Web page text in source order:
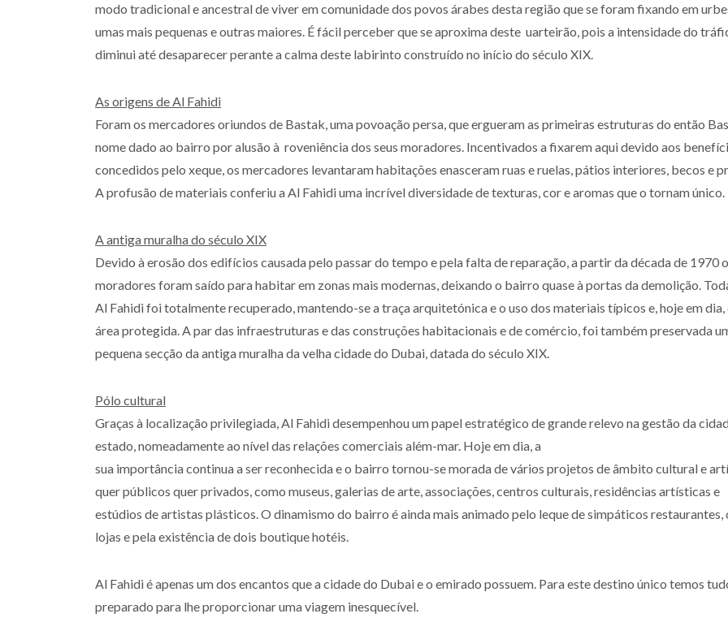
modo tradicional e ancestral de viver em comunidade dos povos árabes desta região que se foram fixando em
umas mais pequenas e outras maiores. É fácil perceber que se aproxima deste uarteirão, pois a intensidade do
diminui até desaparecer perante a calma deste labirinto construído no início do século XIX.
As origens de Al Fahidi
Foram os mercadores oriundos de Bastak, uma povoação persa, que ergueram as primeiras estruturas do então
nome dado ao bairro por alusão à roveniência dos seus moradores. Incentivados a fixarem aqui devido aos
concedidos pelo xeque, os mercadores levantaram habitações enasceram ruas e ruelas, pátios interiores, becos e
A profusão de materiais conferiu a Al Fahidi uma incrível diversidade de texturas, cor e aromas que o tornam único.
A antiga muralha do século XIX
Devido à erosão dos edifícios causada pelo passar do tempo e pela falta de reparação, a partir da década de 1970
moradores foram saído para habitar em zonas mais modernas, deixando o bairro quase à portas da demolição.
Al Fahidi foi totalmente recuperado, mantendo-se a traça arquitetónica e o uso dos materiais típicos e, hoje em dia,
área protegida. A par das infraestruturas e das construções habitacionais e de comércio, foi também preservada
pequena secção da antiga muralha da velha cidade do Dubai, datada do século XIX.
Pólo cultural
Graças à localização privilegiada, Al Fahidi desempenhou um papel estratégico de grande relevo na gestão da
estado, nomeadamente ao nível das relações comerciais além-mar. Hoje em dia, a
sua importância continua a ser reconhecida e o bairro tornou-se morada de vários projetos de âmbito cultural e
quer públicos quer privados, como museus, galerias de arte, associações, centros culturais, residências artísticas e
estúdios de artistas plásticos. O dinamismo do bairro é ainda mais animado pelo leque de simpáticos restaurantes,
lojas e pela existência de dois boutique hotéis.
Al Fahidi é apenas um dos encantos que a cidade do Dubai e o emirado possuem. Para este destino único temos
preparado para lhe proporcionar uma viagem inesquecível.